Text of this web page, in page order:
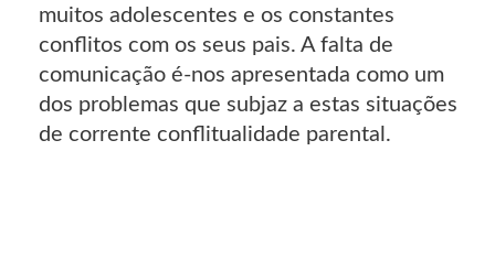
muitos adolescentes e os constantes
conflitos com os seus pais. A falta de
comunicação é-nos apresentada como um
dos problemas que subjaz a estas situações
de corrente conflitualidade parental.